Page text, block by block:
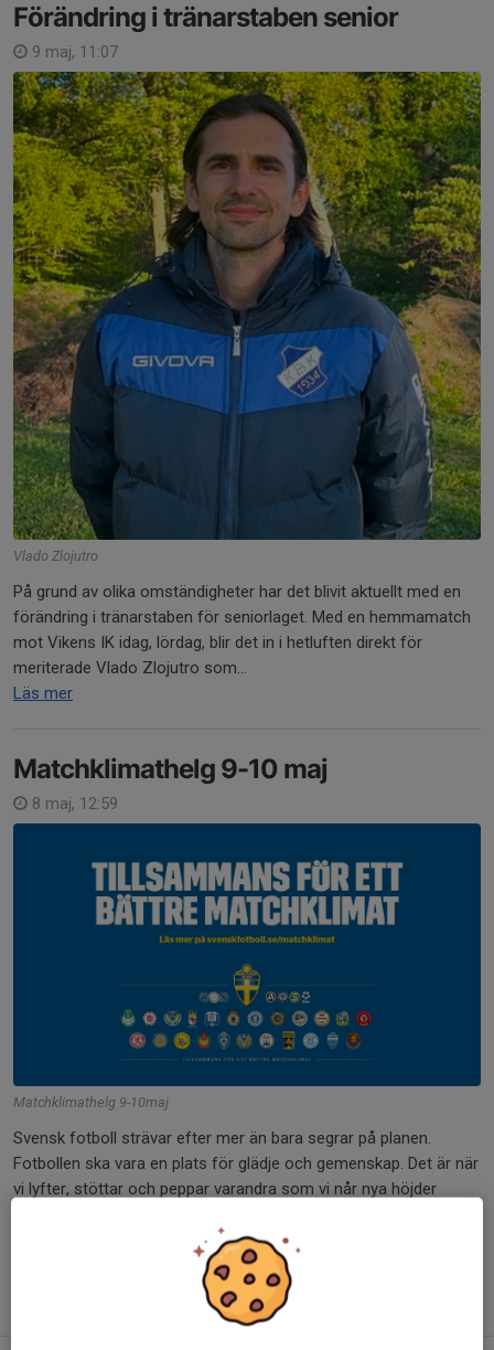
Förändring i tränarstaben senior
9 maj, 11:07
Vlado Zlojutro
På grund av olika omständigheter har det blivit aktuellt med en
förändring i tränarstaben för seniorlaget. Med en hemmamatch
mot Vikens IK idag, lördag, blir det in i hetluften direkt för
meriterade Vlado Zlojutro som...
Läs mer
Matchklimathelg 9-10 maj
8 maj, 12:59
Matchklimathelg 9-10maj
Svensk fotboll strävar efter mer än bara segrar på planen.
Fotbollen ska vara en plats för glädje och gemenskap. Det är när
vi lyfter, stöttar och peppar varandra som vi når nya höjder